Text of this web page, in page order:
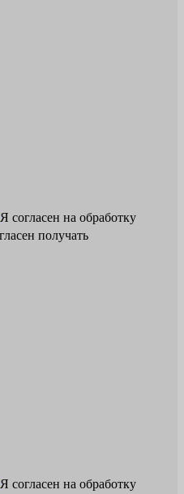
Я согласен на обработку
получать
Я согласен на обработку